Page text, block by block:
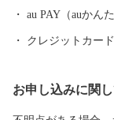
す！！】 ▼ベニヤ
「きりたんぽラ
8（いーわっぱ）
au PAY（auかん
クレジットカー
お申し込みに関